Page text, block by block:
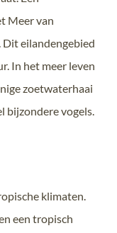
Meer van
Dit eilandengebied
In het meer leven
zoetwaterhaai
bijzondere vogels.
klimaten.
een tropisch